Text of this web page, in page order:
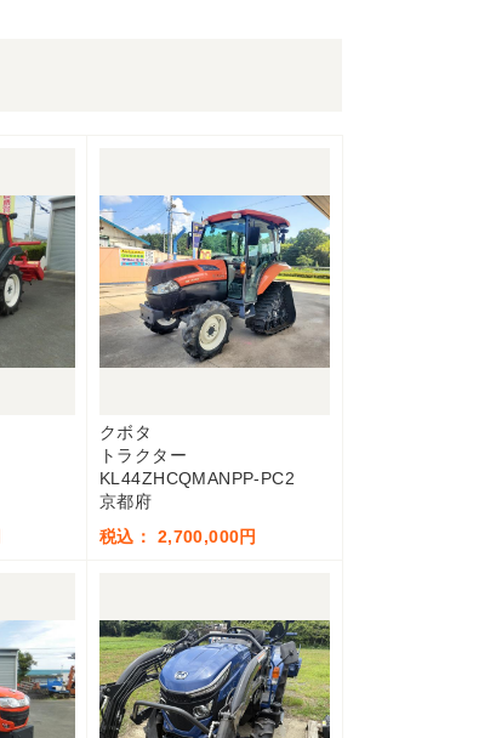
クボタ
トラクター
KL44ZHCQMANPP-PC2
京都府
税込： 2,700,000円